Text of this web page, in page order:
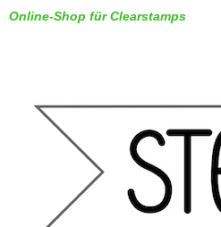
Online-Shop für Clearstamps